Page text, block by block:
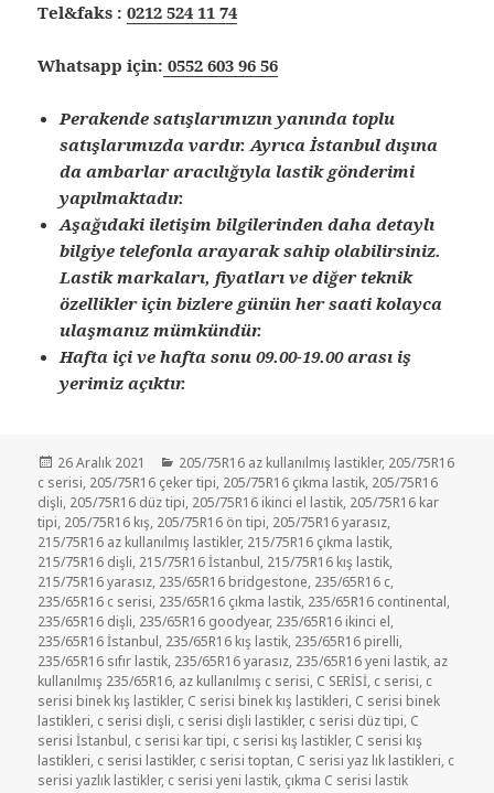
Tel&faks :0212 524 11 74
Whatsapp için: 0552 603 96 56
Perakende satışlarımızın yanında toplu
satışlarımızda vardır. Ayrıca İstanbul dışına
da ambarlar aracılığıyla lastik gönderimi
yapılmaktadır.
Aşağıdaki iletişim bilgilerinden daha detaylı
bilgiye telefonla arayarak sahip olabilirsiniz.
Lastik markaları, fiyatları ve diğer teknik
özellikler için bizlere günün her saati kolayca
ulaşmanız mümkündür.
Hafta içi ve hafta sonu 09.00-19.00 arası iş
yerimiz açıktır.
Yayın
tarihi
26 Aralık 2021 Kategoriler
205/75R16 az kullanılmış lastikler, 205/75R16
c serisi, 205/75R16 çeker tipi, 205/75R16 çıkma lastik, 205/75R16
dişli, 205/75R16 düz tipi, 205/75R16 ikinci el lastik, 205/75R16 kar
tipi, 205/75R16 kış, 205/75R16 ön tipi, 205/75R16 yarasız,
215/75R16 az kullanılmış lastikler, 215/75R16 çıkma lastik,
215/75R16 dişli, 215/75R16 İstanbul, 215/75R16 kış lastik,
215/75R16 yarasız, 235/65R16 bridgestone, 235/65R16 c,
235/65R16 c serisi, 235/65R16 çıkma lastik, 235/65R16 continental,
235/65R16 dişli, 235/65R16 goodyear, 235/65R16 ikinci el,
235/65R16 İstanbul, 235/65R16 kış lastik, 235/65R16 pirelli,
235/65R16 sıfır lastik, 235/65R16 yarasız, 235/65R16 yeni lastik, az
kullanılmış 235/65R16, az kullanılmış c serisi, C SERİSİ, c serisi, c
serisi binek kış lastikler, C serisi binek kış lastikleri, C serisi binek
lastikleri, c serisi dişli, c serisi dişli lastikler, c serisi düz tipi, C
serisi İstanbul, c serisi kar tipi, c serisi kış lastikler, C serisi kış
lastikleri, c serisi lastikler, c serisi toptan, C serisi yaz lık lastikleri, c
serisi yazlık lastikler, c serisi yeni lastik, çıkma C serisi lastik